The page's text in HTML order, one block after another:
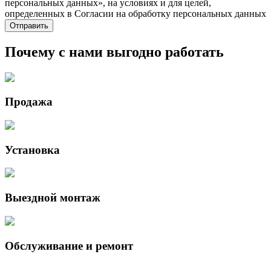
персональных данных», на условиях и для целей,
определенных в Согласии на обработку персональных данных
Почему с нами выгодно работать
Продажа
Установка
Выездной монтаж
Обслуживание и ремонт